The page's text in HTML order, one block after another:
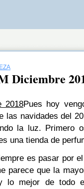
Diciembre
2018Pues hoy
las navidades del
la luz. Primero
una tienda de
es pasar por
parece que la
lo mejor de todo